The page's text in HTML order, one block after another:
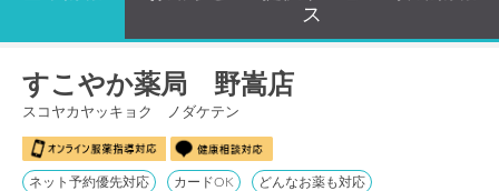
ス
すこやか薬局 野嵩店
スコヤカヤッキョク ノダケテン
ネット予約優先対応 カードOK どんなお薬も対応